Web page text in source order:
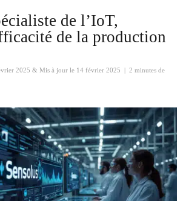
de l’IoT,
de la production
2025 & Mis à jour le 14 février 2025
2 minutes de